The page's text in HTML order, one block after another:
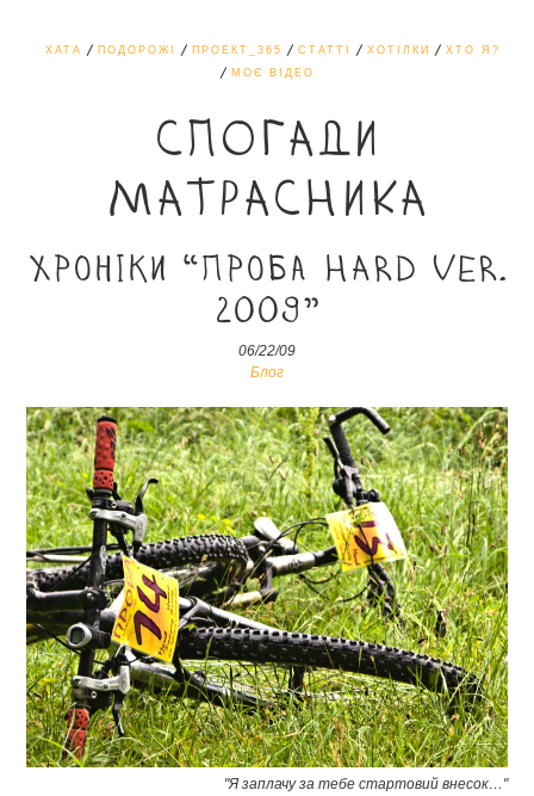
ХАТА ПОДОРОЖІ ПРОЕКТ_365 СТАТТІ ХОТІЛКИ
ХТО Я?
МОЄ ВІДЕО
СПОГАДИ
МАТРАСНИКА
Хроніки “Проба hard ver.
2009”
06/22/09
Блог
"Я заплачу за тебе стартовий внесок…"